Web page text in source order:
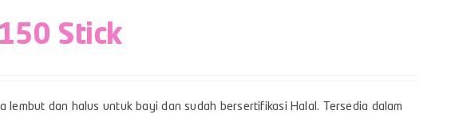
Stick
lembut dan halus untuk bayi dan sudah bersertifikasi Halal. Tersedia dalam